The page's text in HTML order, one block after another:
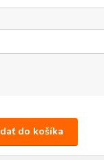
do košíka